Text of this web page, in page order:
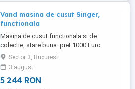
Vand masina de cusut Singer,
functionala
Masina de cusut functionala si de
colectie, stare buna. pret 1000 Euro
Sector 3, Bucuresti
3 august
5 244 RON